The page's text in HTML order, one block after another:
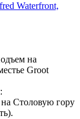
Waterfront,
на
Groot
Столовую гору